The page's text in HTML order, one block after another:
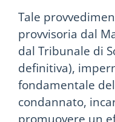
Tale
provvisoria dal
dal Tribunale di
definitiva),
fondamentale
condannato,